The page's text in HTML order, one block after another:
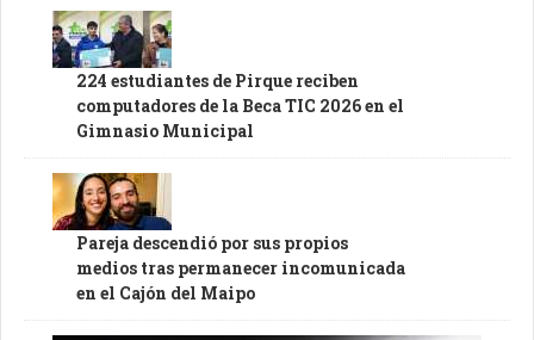
224 estudiantes de Pirque reciben
computadores de la Beca TIC 2026 en el
Gimnasio Municipal
Pareja descendió por sus propios
medios tras permanecer incomunicada
en el Cajón del Maipo